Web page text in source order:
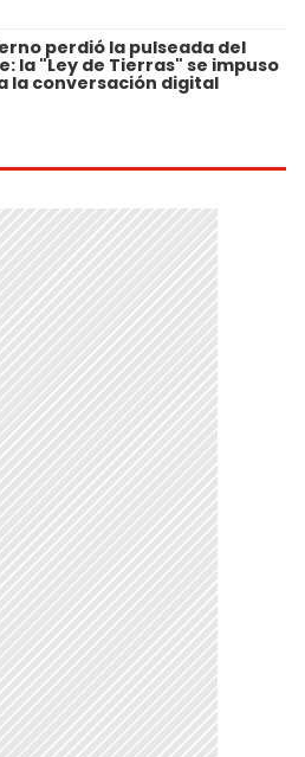
perdió la pulseada del
la "Ley de Tierras" se impuso
la conversación digital